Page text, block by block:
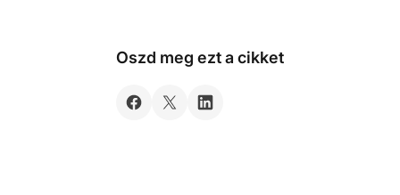
Oszd meg ezt a cikket